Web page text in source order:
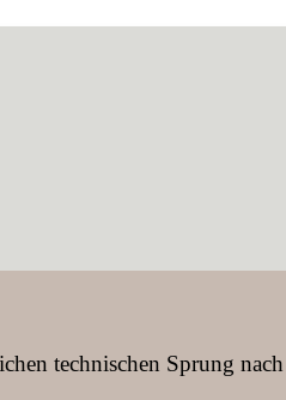
technischen Sprung